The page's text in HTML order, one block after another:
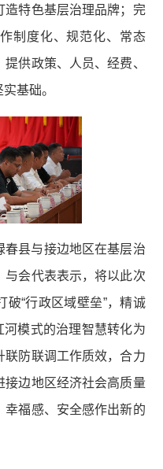
造特色基层治理品牌；完
制度化、规范化、常态
供政策、人员、经费、
基础。
县与接边地区在基层治
与会代表表示，将以此次
“行政区域壁垒”，精诚
河模式的治理智慧转化为
联防联调工作质效，合力
接边地区经济社会高质量
幸福感、安全感作出新的